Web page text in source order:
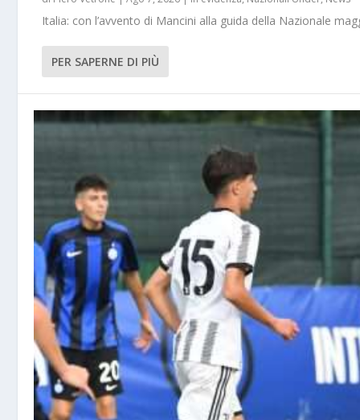
Italia: con l’avvento di Mancini alla guida della Nazionale
PER SAPERNE DI PIÙ